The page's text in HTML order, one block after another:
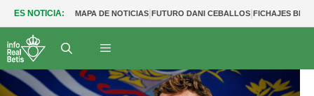
ES NOTICIA: MAPA DE NOTICIAS|FUTURO DANI CEBALLOS|FICHAJES